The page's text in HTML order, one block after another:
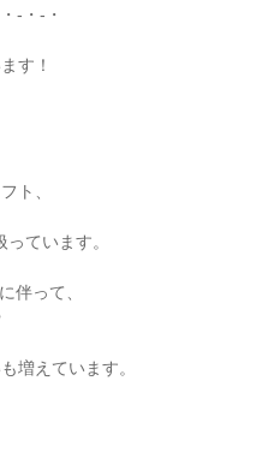
-・-・
す！
ト、
ています。
伴って、
増えています。